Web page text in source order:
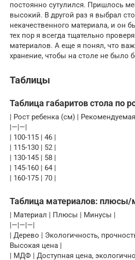
постоянно сутулился. Пришлось
высокий. В другой раз я выбрал
некачественного материала, и он
тех пор я всегда тщательно
материалов. А еще я понял, что
хранение, чтобы на столе не было
Таблицы
Таблица габаритов стола по
| Рост ребенка (см) |
|—|—|
| 100-115 | 46 |
| 115-130 | 52 |
| 130-145 | 58 |
| 145-160 | 64 |
| 160-175 | 70 |
Таблица материалов:
| Материал | Плюсы | Минусы |
|—|—|—|
| Дерево | Экологичность,
Высокая цена |
| МДФ | Доступная цена,